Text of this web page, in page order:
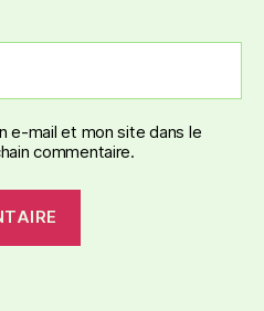
e-mail et mon site dans le
commentaire.